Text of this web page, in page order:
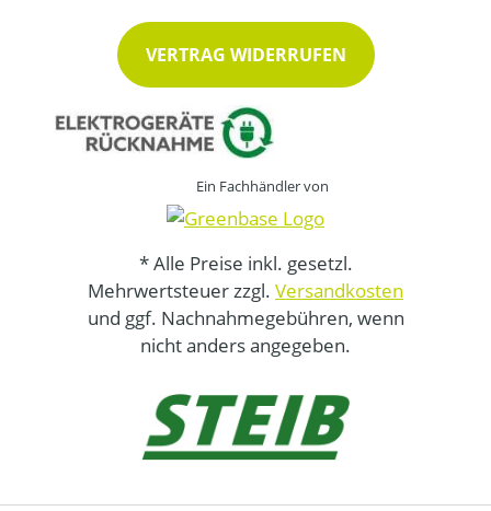
VERTRAG WIDERRUFEN
Ein Fachhändler von
* Alle Preise inkl. gesetzl.
Mehrwertsteuer zzgl. Versandkosten
und ggf. Nachnahmegebühren, wenn
nicht anders angegeben.